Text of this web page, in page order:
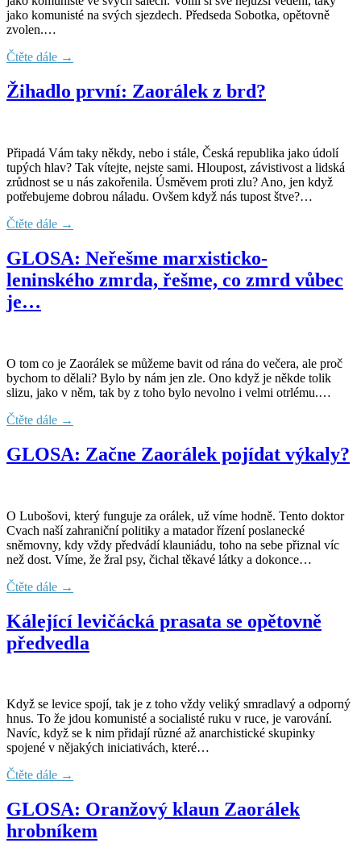
jako komunisté na svých sjezdech. Předseda Sobotka, opětovně
zvolen.…
Čtěte dále →
Žihadlo první: Zaorálek z brd?
Připadá Vám taky někdy, nebo i stále, Česká republika jako údolí
tupých hlav? Tak vítejte, nejste sami. Hloupost, závistivost a lidská
zrůdnost se u nás zakořenila. Úsměvem proti zlu? Ano, jen když
potřebujeme dobrou náladu. Ovšem když nás tupost štve?…
Čtěte dále →
GLOSA: Neřešme marxisticko-
leninského zmrda, řešme, co zmrd vůbec
je…
O tom co je Zaorálek se můžeme bavit od rána do večera, ale proč
bychom to dělali? Bylo by nám jen zle. Ono když je někde tolik
slizu, jako v něm, tak by z toho bylo nevolno i velmi otrlému.…
Čtěte dále →
GLOSA: Začne Zaorálek pojídat výkaly?
O Lubošovi, který funguje za orálek, už víme hodně. Tento doktor
Cvach naší zahraniční politiky a matador řízení poslanecké
sněmovny, kdy vždy předvádí klauniádu, toho na sebe přiznal víc
než dost. Víme, že žral psy, čichal těkavé látky a dokonce…
Čtěte dále →
Kálející levičácká prasata se opětovně
předvedla
Když se levice spojí, tak je z toho vždy veliký smradlavý a odporný
hnus. To že jdou komunisté a socialisté ruku v ruce, je varování.
Navíc, když se k nim přidají různé až anarchistické skupinky
spojené v nějakých iniciativách, které…
Čtěte dále →
GLOSA: Oranžový klaun Zaorálek
hrobníkem